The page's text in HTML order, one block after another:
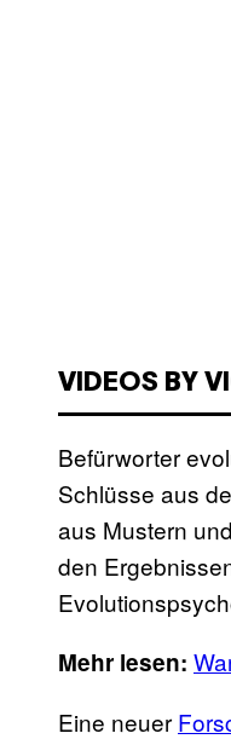
VIDEOS BY
Befürworter
Schlüsse aus
aus Mustern
den
Mehr lesen:
Eine neuer